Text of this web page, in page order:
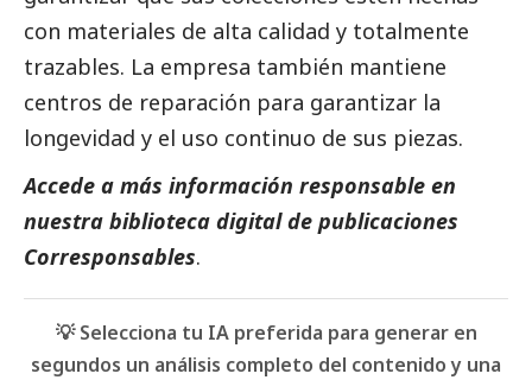
con materiales de alta calidad y totalmente
trazables. La empresa también mantiene
centros de reparación para garantizar la
longevidad y el uso continuo de sus piezas.
Accede a más información responsable en
nuestra biblioteca digital de publicaciones
Corresponsables.
💡 Selecciona tu IA preferida para generar en
segundos un análisis completo del contenido y una